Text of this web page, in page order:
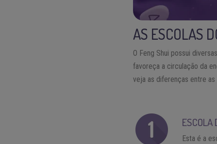
AS ESCOLAS
O Feng Shui possui
favoreça a circulação da
veja as diferenças entre
ESCOLA
Esta é a